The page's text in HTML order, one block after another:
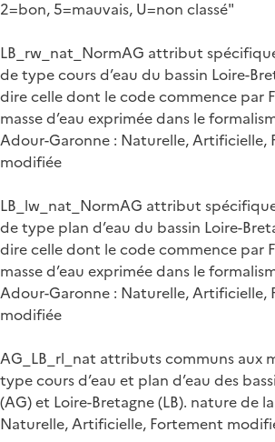
2=bon, 5=mauvais, U=non classé"
LB_rw_nat_NormAG attribut spécifique
de type cours d’eau du bassin Loire-
dire celle dont le code commence par
masse d’eau exprimée dans le
Adour-Garonne : Naturelle, Artificielle,
modifiée
LB_lw_nat_NormAG attribut spécifique
de type plan d’eau du bassin Loire-
dire celle dont le code commence par
masse d’eau exprimée dans le
Adour-Garonne : Naturelle, Artificielle,
modifiée
AG_LB_rl_nat attributs communs aux
type cours d’eau et plan d’eau des
(AG) et Loire-Bretagne (LB). nature de la
Naturelle, Artificielle, Fortement